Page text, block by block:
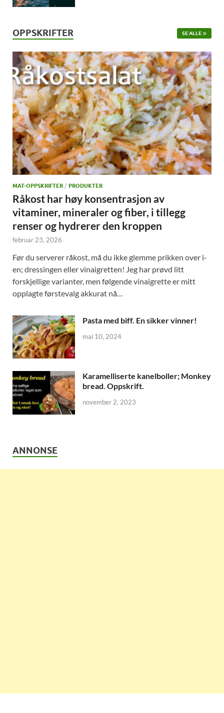
OPPSKRIFTER SE ALLE
MAT-OPPSKRIFTER / PRODUKTER
Råkost har høy konsentrasjon av
vitaminer, mineraler og fiber, i tillegg
renser og hydrerer den kroppen
februar 23, 2026
Før du serverer råkost, må du ikke glemme prikken over i-
en; dressingen eller vinaigretten! Jeg har prøvd litt
forskjellige varianter, men følgende vinaigrette er mitt
opplagte førstevalg akkurat nå…
Pasta med biff. En sikker vinner!
mai 10, 2024
Karamelliserte kanelboller; Monkey
bread. Oppskrift.
november 2, 2023
ANNONSE